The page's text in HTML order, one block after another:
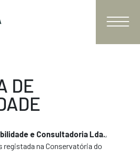
DE
e Consultadoria Lda.,
registada na Conservatória do